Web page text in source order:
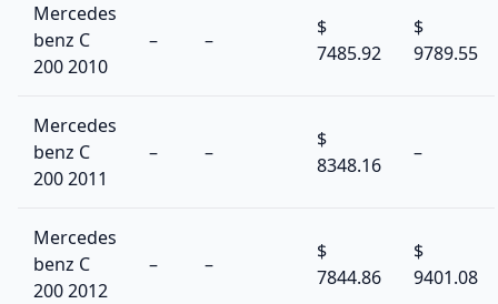
Mercedes
benz C
200 2010
– –
$
7485.92
$
9789.55
Mercedes
benz C
200 2011
– –
$
8348.16
–
Mercedes
benz C
200 2012
– –
$
7844.86
$
9401.08